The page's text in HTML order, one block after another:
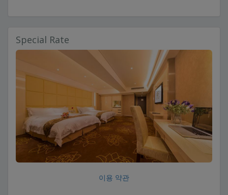
Special Rate
이용 약관